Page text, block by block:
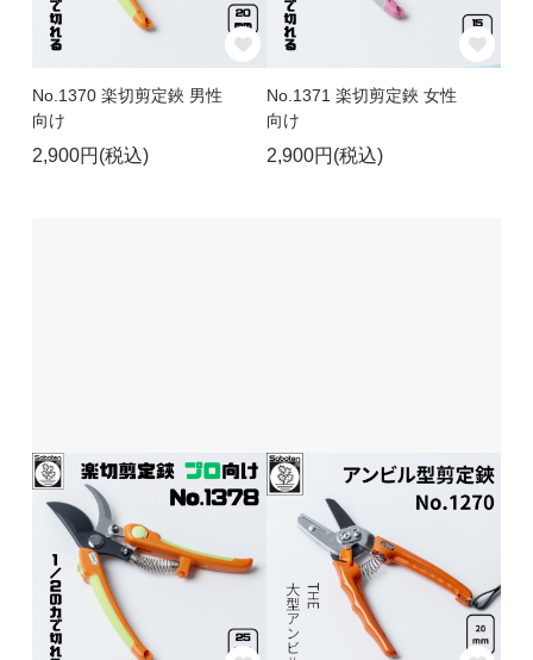
No.1370 楽切剪定鋏 男性
向け
2,900円(税込)
No.1371 楽切剪定鋏 女性
向け
2,900円(税込)